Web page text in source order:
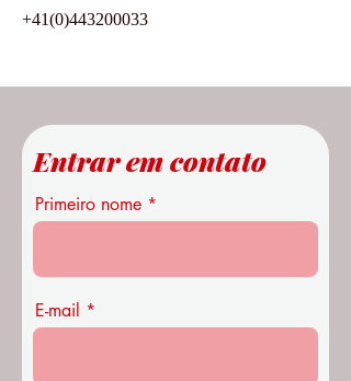
+41(0)443200033
Entrar em contato
Primeiro nome
E-mail